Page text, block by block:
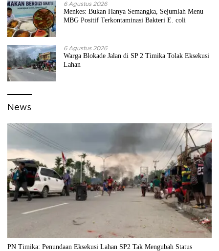
6 Agustus 2026
Menkes: Bukan Hanya Semangka, Sejumlah Menu
MBG Positif Terkontaminasi Bakteri E. coli
6 Agustus 2026
Warga Blokade Jalan di SP 2 Timika Tolak Eksekusi
Lahan
News
PN Timika: Penundaan Eksekusi Lahan SP2 Tak Mengubah Status